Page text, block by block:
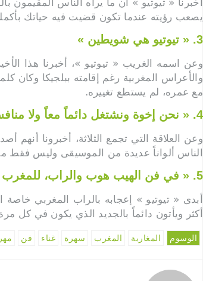
يصعب رؤيته عندما تكون قضيت فيه حياتك
3. « تيوتيو هي شويطين »
وعن اسمه الغريب « تيوتيو »، أخبرنا هذا
والأعراس المغربية رغم إقامته ببلجيكا وكان
مع عمره، لم يستطع تغييره.
4. « نحن إخوة ونشتغل دائماً معاً ولا منافسة بيننا »
وعن العلاقة التي تجمع الثلاثة، أخبرونا
الناس ألواناً عديدة من الموسيقى وليس فقط
5. « في فن الهيب هوب والراب، للمغرب طاقات كبيرة أفضل من الأوروبيين »
أبدى « تيوتيو » إعجابه بالراب المغربي
أكثر ويأتون دائماً بالجديد الذي يكون في
الوسوم المغاربة المغرب سهرة غناء فن